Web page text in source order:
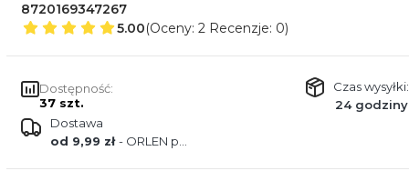
8720169347267
5.00(Oceny: 2 Recenzje: 0)
Dostępność:
37 szt.
Czas wysyłki:
24 godziny
Dostawa
od 9,99 zł- ORLEN paczka